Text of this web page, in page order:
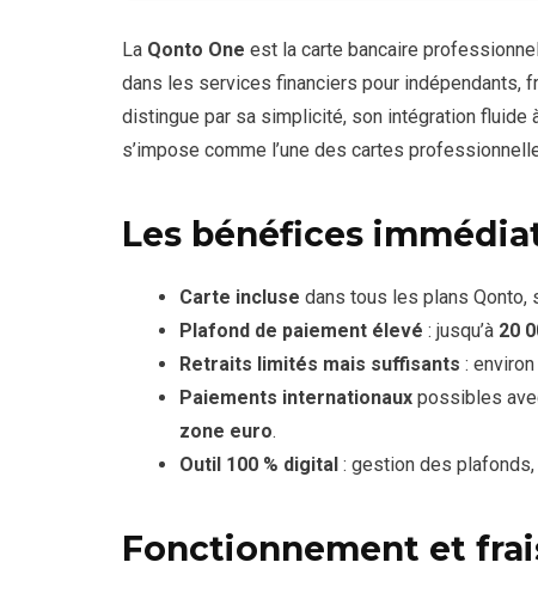
La Qonto One est la carte bancaire
dans les services financiers pour indépendants,
distingue par sa simplicité, son intégration fluide
s’impose comme l’une des cartes
Les bénéfices
Carte incluse dans tous les plans Qonto,
Plafond de paiement élevé : jusqu’à 20
Retraits limités mais suffisants : environ
Paiements internationaux possibles
zone euro.
Outil 100 % digital : gestion des
Fonctionnement et